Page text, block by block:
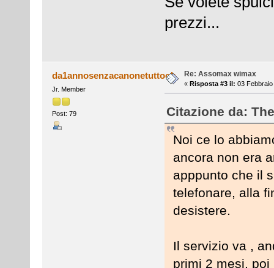
prezzi...
da1annosenzacanonetuttook
Jr. Member
Post: 79
Re: Assomax wimax
« Risposta #3 il: 03
Citazione da:
Noi ce lo
ancora non era
apppunto che il
telefonare, alla
desistere.
Il servizio va ,
primi 2 mesi,